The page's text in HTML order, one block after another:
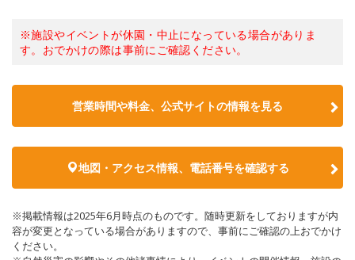
※施設やイベントが休園・中止になっている場合がありま
す。おでかけの際は事前にご確認ください。
営業時間や料金、公式サイトの情報を見る
地図・アクセス情報、電話番号を確認する
※掲載情報は2025年6月時点のものです。随時更新をしておりますが内
容が変更となっている場合がありますので、事前にご確認の上おでかけ
ください。